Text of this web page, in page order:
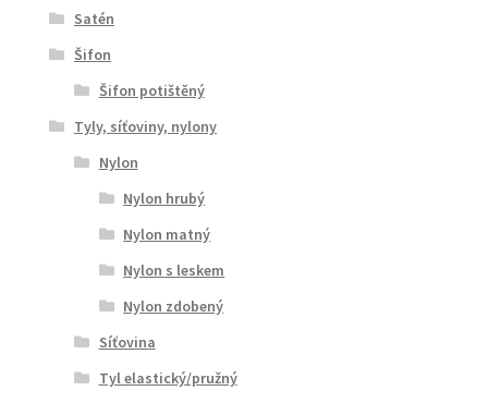
Satén
Šifon
Šifon potištěný
Tyly, síťoviny, nylony
Nylon
Nylon hrubý
Nylon matný
Nylon s leskem
Nylon zdobený
Síťovina
Tyl elastický/pružný